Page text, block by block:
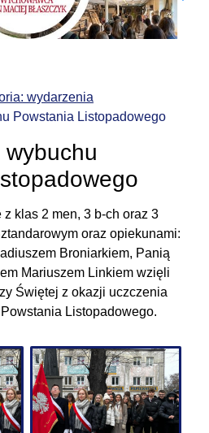
wydarzenia
Powstania Listopadowego
klas 2 men, 3 b-ch oraz 3
oraz opiekunami:
Broniarkiem, Panią
Mariuszem Linkiem wzięli
Świętej z okazji uczczenia
Listopadowego.